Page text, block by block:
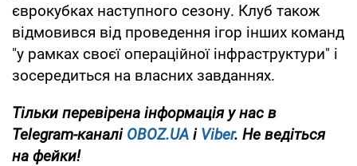
єврокубках наступного сезону. Клуб також
відмовився від проведення ігор інших команд
"у рамках своєї операційної інфраструктури" і
зосередиться на власних завданнях.
Тільки перевірена інформація у нас в
Telegram-каналі OBOZ.UA і Viber. Не ведіться
на фейки!